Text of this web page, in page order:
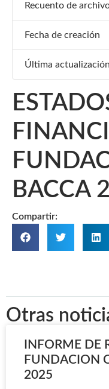
Recuento de
Fecha de creación
Última actualización
BACCA
Compartir:
Otras
INFORME DE
FUNDACION
2025